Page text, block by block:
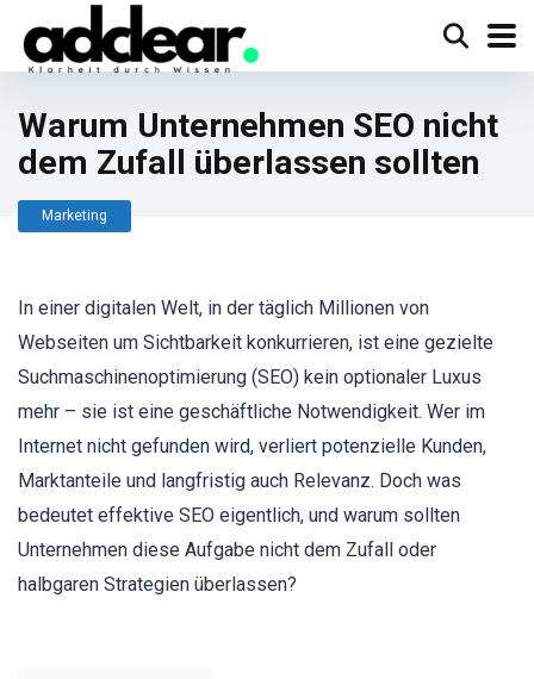
Warum Unternehmen SEO nicht
dem Zufall überlassen sollten
Marketing
In einer digitalen Welt, in der täglich Millionen von
Webseiten um Sichtbarkeit konkurrieren, ist eine gezielte
Suchmaschinenoptimierung (SEO) kein optionaler Luxus
mehr – sie ist eine geschäftliche Notwendigkeit. Wer im
Internet nicht gefunden wird, verliert potenzielle Kunden,
Marktanteile und langfristig auch Relevanz. Doch was
bedeutet effektive SEO eigentlich, und warum sollten
Unternehmen diese Aufgabe nicht dem Zufall oder
halbgaren Strategien überlassen?